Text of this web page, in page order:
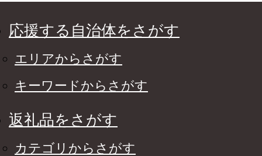
応援する自治体をさがす
エリアからさがす
キーワードからさがす
返礼品をさがす
カテゴリからさがす